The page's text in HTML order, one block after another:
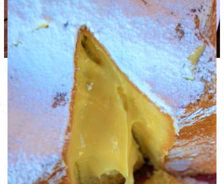
Cheesecake agli agrumi